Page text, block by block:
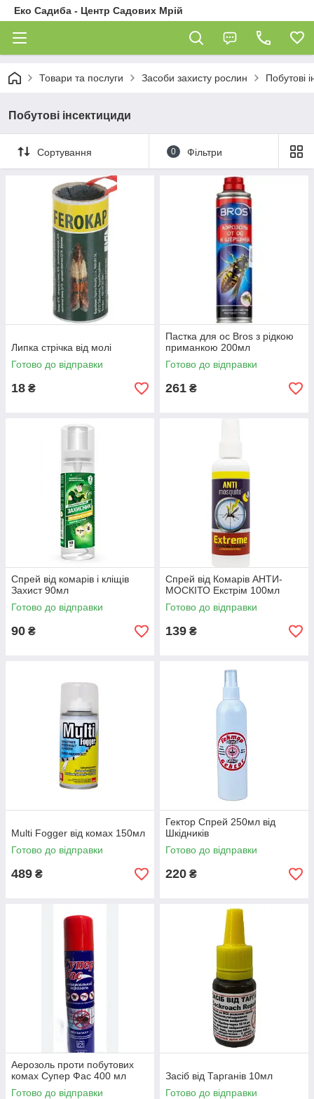
Еко Садиба - Центр Садових Мрій
Товари та послуги Засоби захисту рослин Побутові
Побутові інсектициди
Сортування 0 Фільтри
Липка стрічка від молі
Готово до відправки
18 ₴
Пастка для ос Bros з рідкою
приманкою 200мл
Готово до відправки
261 ₴
Спрей від комарів і кліщів
Захист 90мл
Готово до відправки
90 ₴
Спрей від Комарів АНТИ-
МОСКІТО Екстрім 100мл
Готово до відправки
139 ₴
Multi Fogger від комах 150мл
Готово до відправки
489 ₴
Гектор Спрей 250мл від
Шкідників
Готово до відправки
220 ₴
Аерозоль проти побутових
комах Супер Фас 400 мл
Готово до відправки
Засіб від Тарганів 10мл
Готово до відправки